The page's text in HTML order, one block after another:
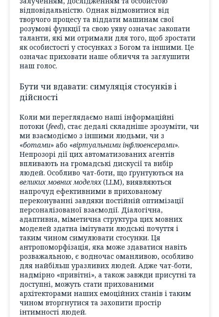
відповідальністю. Однак відмовитися від
творчого процесу та віддати машинам свої
розумові функції та свою уяву означає закопати
таланти, які ми отримали для того, щоб зростати
як особистості у стосунках з Богом та іншими. Це
означає приховати наше обличчя та заглушити
наш голос.
Бути чи вдавати: симуляція стосунків і
дійсності
Коли ми переглядаємо наші інформаційні
потоки (feed), стає дедалі складніше зрозуміти, чи
ми взаємодіємо з іншими людьми, чи з
«ботами» або «віртуальними інфлюенсерами».
Непрозорі дії цих автоматизованих агентів
впливають на громадські дискусії та вибір
людей. Особливо чат-боти, що ґрунтуються на
великих мовних моделях(LLM), виявляються
напрочуд ефективними в прихованому
переконуванні завдяки постійній оптимізації
персоналізованої взаємодії. Діалогічна,
адаптивна, міметична структура цих мовних
моделей здатна імітувати людські почуття і
таким чином симулювати стосунки. Ця
антропоморфізація, яка може здаватися навіть
розважальною, є водночас оманливою, особливо
для найбільш уразливих людей. Адже чат-боти,
надмірно «привітні», а також завжди присутні та
доступні, можуть стати прихованими
архітекторами наших емоційних станів і таким
чином вторгнутися та захопити простір
інтимності людей.